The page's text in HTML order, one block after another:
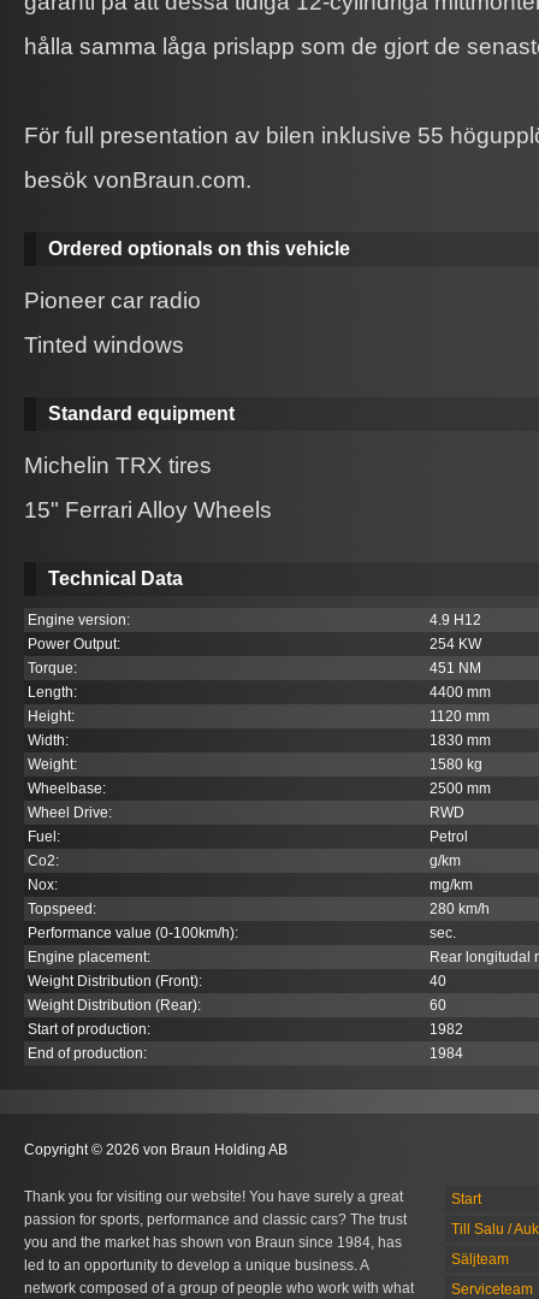
hålla samma låga prislapp som de gjort de
För full presentation av bilen inklusive 55
besök vonBraun.com.
Ordered optionals on this vehicle
Pioneer car radio
Tinted windows
Standard equipment
Michelin TRX tires
15" Ferrari Alloy Wheels
Technical Data
Engine version:
4.9 H12
Power Output:
254 KW
Torque:
451 NM
Length:
4400 mm
Height:
1120 mm
Width:
1830 mm
Weight:
1580 kg
Wheelbase:
2500 mm
Wheel Drive:
RWD
Fuel:
Petrol
Co2:
g/km
Nox:
mg/km
Topspeed:
280 km/h
Performance value (0-100km/h):
sec.
Engine placement:
Rear longitudal
Weight Distribution (Front):
40
Weight Distribution (Rear):
60
Start of production:
1982
End of production:
1984
Copyright © 2026 von Braun Holding AB
Thank you for visiting our website! You have surely a great
passion for sports, performance and classic cars? The trust
you and the market has shown von Braun since 1984, has
led to an opportunity to develop a unique business. A
network composed of a group of people who work with what
Start
Till Salu /
Säljteam
Serviceteam